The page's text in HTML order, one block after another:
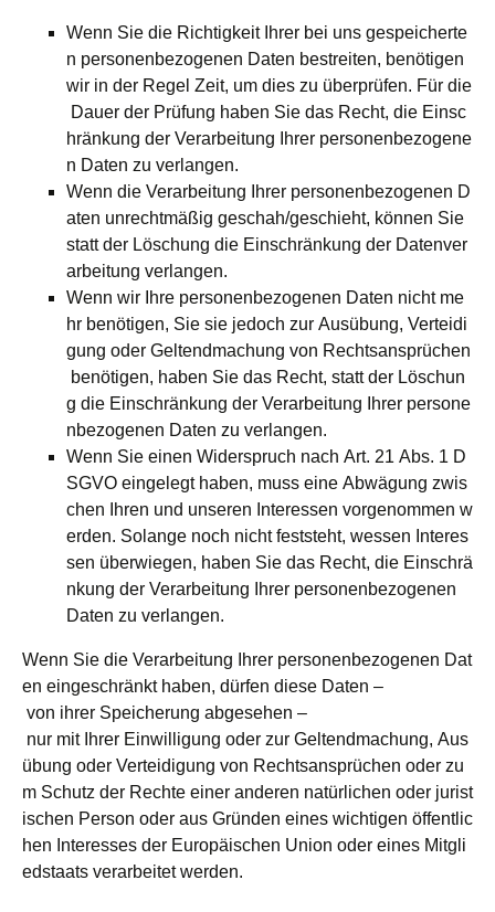
Wenn Sie die Richtigkeit Ihrer bei uns gespeicherte
n personenbezogenen Daten bestreiten, benötigen
wir in der Regel Zeit, um dies zu überprüfen. Für die
Dauer der Prüfung haben Sie das Recht, die Einsc
hränkung der Verarbeitung Ihrer personenbezogene
n Daten zu verlangen.
Wenn die Verarbeitung Ihrer personenbezogenen D
aten unrechtmäßig geschah/geschieht, können Sie
statt der Löschung die Einschränkung der Datenver
arbeitung verlangen.
Wenn wir Ihre personenbezogenen Daten nicht me
hr benötigen, Sie sie jedoch zur Ausübung, Verteidi
gung oder Geltendmachung von Rechtsansprüchen
benötigen, haben Sie das Recht, statt der Löschun
g die Einschränkung der Verarbeitung Ihrer persone
nbezogenen Daten zu verlangen.
Wenn Sie einen Widerspruch nach Art. 21 Abs. 1 D
SGVO eingelegt haben, muss eine Abwägung zwis
chen Ihren und unseren Interessen vorgenommen w
erden. Solange noch nicht feststeht, wessen Interes
sen überwiegen, haben Sie das Recht, die Einschrä
nkung der Verarbeitung Ihrer personenbezogenen
Daten zu verlangen.
Wenn Sie die Verarbeitung Ihrer personenbezogenen Dat
en eingeschränkt haben, dürfen diese Daten –
von ihrer Speicherung abgesehen –
nur mit Ihrer Einwilligung oder zur Geltendmachung, Aus
übung oder Verteidigung von Rechtsansprüchen oder zu
m Schutz der Rechte einer anderen natürlichen oder jurist
ischen Person oder aus Gründen eines wichtigen öffentlic
hen Interesses der Europäischen Union oder eines Mitgli
edstaats verarbeitet werden.